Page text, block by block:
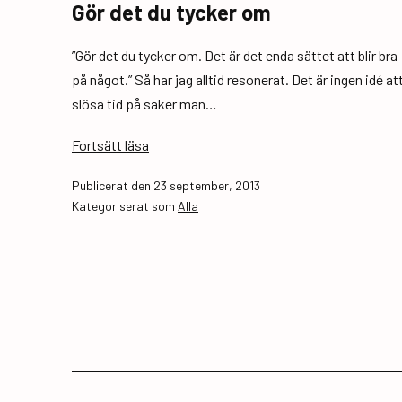
Gör det du tycker om
”Gör det du tycker om. Det är det enda sättet att blir bra
på något.” Så har jag alltid resonerat. Det är ingen idé att
slösa tid på saker man…
Fortsätt läsa
du
tycker
Publicerat den 23 september, 2013
Kategoriserat som Alla